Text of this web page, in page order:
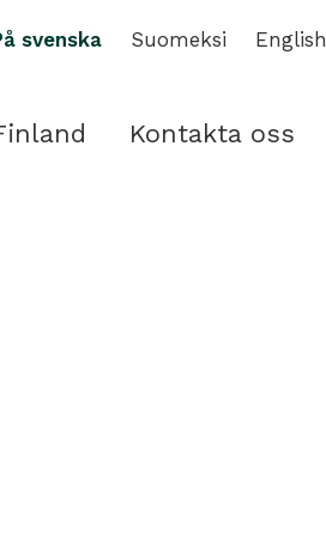
svenska Suomeksi English
Kontakta oss